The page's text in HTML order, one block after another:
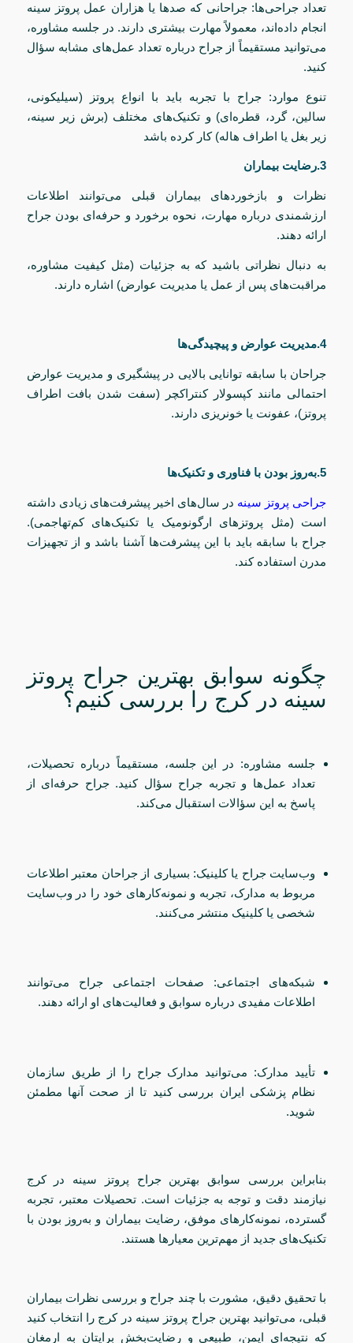
تعداد جراحی‌ها: جراحانی که صدها یا هزاران عمل پروتز سینه
انجام داده‌اند، معمولاً مهارت بیشتری دارند. در جلسه مشاوره،
می‌توانید مستقیماً از جراح درباره تعداد عمل‌های مشابه سؤال
کنید.
تنوع موارد: جراح با تجربه باید با انواع پروتز (سیلیکونی،
سالین، گرد، قطره‌ای) و تکنیک‌های مختلف (برش زیر سینه،
زیر بغل یا اطراف هاله) کار کرده باشد
3.رضایت بیماران
نظرات و بازخوردهای بیماران قبلی می‌توانند اطلاعات
ارزشمندی درباره مهارت، نحوه برخورد و حرفه‌ای بودن جراح
ارائه دهند.
به دنبال نظراتی باشید که به جزئیات (مثل کیفیت مشاوره،
مراقبت‌های پس از عمل یا مدیریت عوارض) اشاره دارند.
4.مدیریت عوارض و پیچیدگی‌ها
جراحان با سابقه توانایی بالایی در پیشگیری و مدیریت عوارض
احتمالی مانند کپسولار کنتراکچر (سفت شدن بافت اطراف
پروتز)، عفونت یا خونریزی دارند.
5.به‌روز بودن با فناوری و تکنیک‌ها
جراحی پروتز سینه در سال‌های اخیر پیشرفت‌های زیادی داشته
است (مثل پروتزهای ارگونومیک یا تکنیک‌های کم‌تهاجمی).
جراح با سابقه باید با این پیشرفت‌ها آشنا باشد و از تجهیزات
مدرن استفاده کند.
چگونه سوابق بهترین جراح پروتز
سینه در کرج را بررسی کنیم؟
جلسه مشاوره: در این جلسه، مستقیماً درباره تحصیلات،
تعداد عمل‌ها و تجربه جراح سؤال کنید. جراح حرفه‌ای از
پاسخ به این سؤالات استقبال می‌کند.
وب‌سایت جراح یا کلینیک: بسیاری از جراحان معتبر اطلاعات
مربوط به مدارک، تجربه و نمونه‌کارهای خود را در وب‌سایت
شخصی یا کلینیک منتشر می‌کنند.
شبکه‌های اجتماعی: صفحات اجتماعی جراح می‌توانند
اطلاعات مفیدی درباره سوابق و فعالیت‌های او ارائه دهند.
تأیید مدارک: می‌توانید مدارک جراح را از طریق سازمان
نظام پزشکی ایران بررسی کنید تا از صحت آنها مطمئن
شوید.
بنابراین بررسی سوابق بهترین جراح پروتز سینه در کرج
نیازمند دقت و توجه به جزئیات است. تحصیلات معتبر، تجربه
گسترده، نمونه‌کارهای موفق، رضایت بیماران و به‌روز بودن با
تکنیک‌های جدید از مهم‌ترین معیارها هستند.
با تحقیق دقیق، مشورت با چند جراح و بررسی نظرات بیماران
قبلی، می‌توانید بهترین جراح پروتز سینه در کرج را انتخاب کنید
که نتیجه‌ای ایمن، طبیعی و رضایت‌بخش برایتان به ارمغان